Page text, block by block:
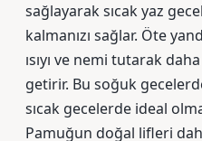
sağlayarak sıcak yaz
kalmanızı sağlar. Öte
ısıyı ve nemi tutarak
getirir. Bu soğuk
sıcak gecelerde ideal
Pamuğun doğal lifleri